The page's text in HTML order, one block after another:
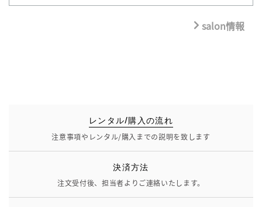
salon情報
レンタル/購入の流れ
注意事項やレンタル/購入までの説明を致します
決済方法
注文受付後、担当者よりご連絡いたします。